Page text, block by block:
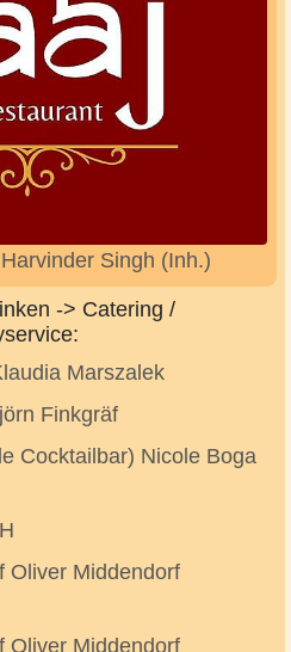
Singh (Inh.)
-> Catering /
Marszalek
Finkgräf
Cocktailbar) Nicole Boga
Oliver Middendorf
Oliver Middendorf